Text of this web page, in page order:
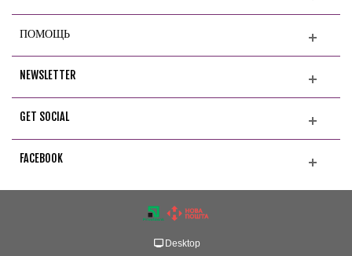
ПОМОЩЬ
NEWSLETTER
GET SOCIAL
FACEBOOK
Desktop